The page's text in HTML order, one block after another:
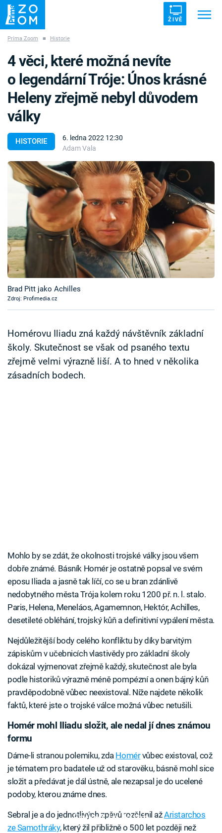
ŽIVĚ
ZÁHADY VETŘELCI DÁVNOVĚKU
Témata
Témata
Pořady
TV Program
Časopis
Sledujte prima+
Přihlášení
Prima Zoom ■ Historie
HISTORIE
6. ledna 2022 12:30
Adam Vala
4 věci, které možná nevíte
o legendární Tróje: Únos krásné
Heleny zřejmě nebyl důvodem
války
Brad Pitt jako Achilles
Zdroj: Profimedia.cz
Homérovu Iliadu zná každý návštěvník základní
školy. Skutečnost se však od psaného textu
zřejmě velmi výrazně liší. A to hned v několika
zásadních bodech.
Mohlo by se zdát, že okolnosti trojské války jsou všem
dobře známé. Básník Homér je ostatně popsal ve svém
eposu Iliada a jasně tak líčí, co se u bran zdánlivě
nedobytného města Trója kolem roku 1200 př. n. l. stalo.
Paris, Helena, Meneláos, Agamemnon, Hektór, Achilles,
desetileté obléhání, trojský kůň a definitivní vypálení města.
Nejdůležitější body celého konfliktu by díky barvitým
zápiskům v učebnicích vlastivědy pro základní školy
dokázal vyjmenovat zřejmě každý, skutečnost ale byla
podle historiků výrazně méně pompézní a onen bájný kůň
pravděpodobně vůbec neexistoval. Níže najdete několik
faktů, které jste o trojské válce možná vůbec netušili.
Homér mohl Iliadu složit, ale nedal jí dnes známou
formu
Dáme-li stranou polemiku, zda Homérvůbec existoval, což
je tématem pro badatele už od starověku, básně mohl sice
složit a předávat je dál ústně, ale nezapsal je do ucelené
podoby, kterou známe dnes.
Failed to fetch
Sebral je a do jednotlivých zpěvů rozčlenil ažAristarchos
ze Samothráky, který žil přibližně o 500 let později než